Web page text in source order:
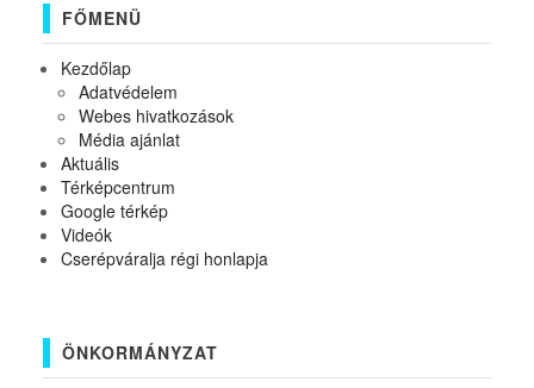
FŐMENÜ
Kezdőlap
Adatvédelem
Webes hivatkozások
Média ajánlat
Aktuális
Térképcentrum
Google térkép
Videók
Cserépváralja régi honlapja
ÖNKORMÁNYZAT